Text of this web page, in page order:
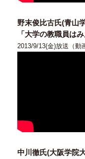
野末俊比古氏(青山
「大学の教職員は
2013/9/13(金)放送（動
中川徹氏(大阪学院